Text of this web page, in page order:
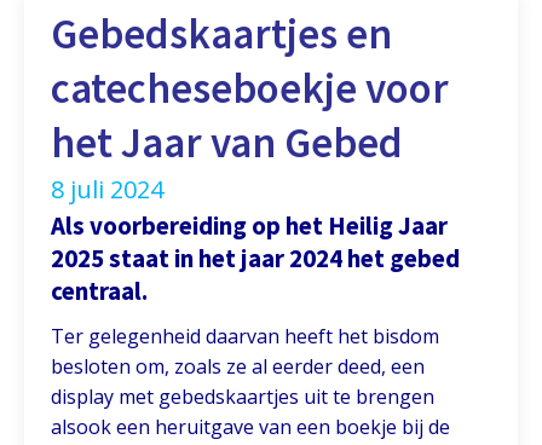
Gebedskaartjes en
catecheseboekje voor
het Jaar van Gebed
8 juli 2024
Als voorbereiding op het Heilig Jaar
2025 staat in het jaar 2024 het gebed
centraal.
Ter gelegenheid daarvan heeft het bisdom
besloten om, zoals ze al eerder deed, een
display met gebedskaartjes uit te brengen
alsook een heruitgave van een boekje bij de